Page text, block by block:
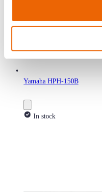
Yamaha HPH-150B
In stock